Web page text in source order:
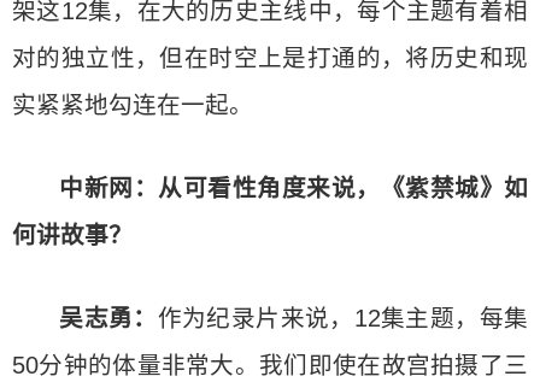
架这12集，在大的历史主线中，每个主题有着相
对的独立性，但在时空上是打通的，将历史和现
实紧紧地勾连在一起。
中新网：从可看性角度来说，《紫禁城》如
何讲故事？
吴志勇： 作为纪录片来说，12集主题，每集
50分钟的体量非常大。我们即使在故宫拍摄了三